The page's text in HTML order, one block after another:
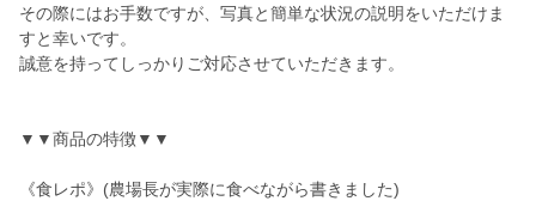
その際にはお手数ですが、写真と簡単な状況の説明をいただけま
すと幸いです。
誠意を持ってしっかりご対応させていただきます。
▼▼商品の特徴▼▼
《食レポ》(農場長が実際に食べながら書きました)